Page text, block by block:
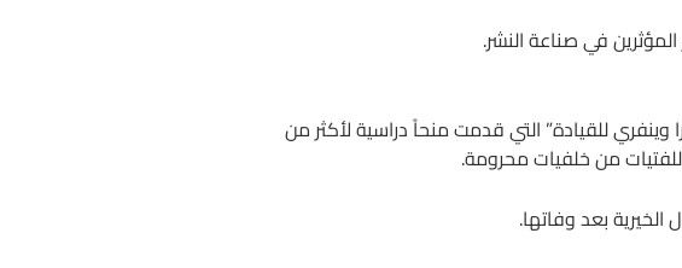
للقيادة” التي قدمت منحاً دراسية لأكثر من